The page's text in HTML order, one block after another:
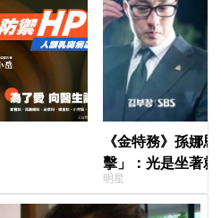
《金特務》孫娜
擊」：光是坐著
明星